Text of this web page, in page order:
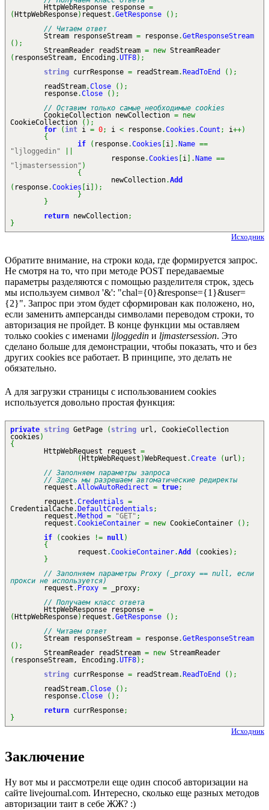
HttpWebResponse response =
( HttpWebResponse) request .GetResponse ( ) ;
// Читаем ответ
Stream responseStream = response.GetResponseStream
( ) ;
StreamReader readStream = newStreamReader
( responseStream, Encoding.UTF8) ;
string currResponse = readStream. ReadToEnd ( ) ;
readStream.Close ( ) ;
response.Close ( ) ;
// Оставим только самые необходимые cookies
CookieCollection newCollection = new
CookieCollection
( ) ;
for
( int i = 0; i < response.Cookies .Count ; i++)
{
if
( response.Cookies i . Name ==
"ljloggedin"
response.Cookies i . Name ==
"ljmastersession" )
{
newCollection.Add
( response.Cookies i ) ;
}
}
return newCollection;
}
Исходник
Обратите внимание, на строки кода, где формируется запрос.
Не смотря на то, что при методе POST передаваемые
параметры разделяются с помощью разделителя строк, здесь
мы используем символ '&': "chal={0}&response={1}&user=
{2}". Запрос при этом будет сформирован как положено, но,
если заменить амперсанды символами переводом строки, то
авторизация не пройдет. В конце функции мы оставляем
только cookies с именами ljloggedin и ljmastersession. Это
сделано больше для демонстрации, чтобы показать, что и без
других cookies все работает. В принципе, это делать не
обязательно.
А для загрузки страницы с использованием cookies
используется довольно простая функция:
private string GetPage ( string url, CookieCollection
cookies )
{
HttpWebRequest request =
( HttpWebRequest )WebRequest .Create ( url ) ;
// Заполняем параметры запроса
// Здесь мы разрешаем автоматические редиректы
request .AllowAutoRedirect = true;
request .Credentials =
CredentialCache. DefaultCredentials ;
request . Method = "GET" ;
request .CookieContainer = newCookieContainer ( ) ;
if
( cookies != null)
{
request .CookieContainer.Add ( cookies ) ;
}
// Заполняем параметры Proxy (_proxy == null, если
прокси не используется)
request . Proxy = _proxy;
// Получаем класс ответа
HttpWebResponse response =
( HttpWebResponse) request .GetResponse ( ) ;
// Читаем ответ
Stream responseStream = response.GetResponseStream
( ) ;
StreamReader readStream = newStreamReader
( responseStream, Encoding.UTF8) ;
string currResponse = readStream. ReadToEnd ( ) ;
readStream.Close ( ) ;
response.Close ( ) ;
return currResponse;
}
Исходник
Заключение
Ну вот мы и рассмотрели еще один способ авторизации на
сайте livejournal.com. Интересно, сколько еще разных методов
авторизации таит в себе ЖЖ? :)